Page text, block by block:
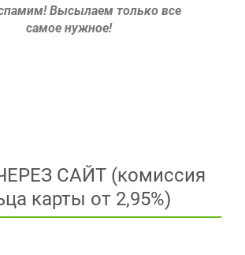
Высылаем только все
самое нужное!
САЙТ (комиссия
карты от 2,95%)